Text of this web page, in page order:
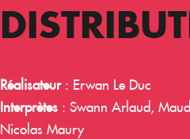
Réalisateur: Erwan Le Duc
Interprètes : Swann Arlaud,
Nicolas Maury